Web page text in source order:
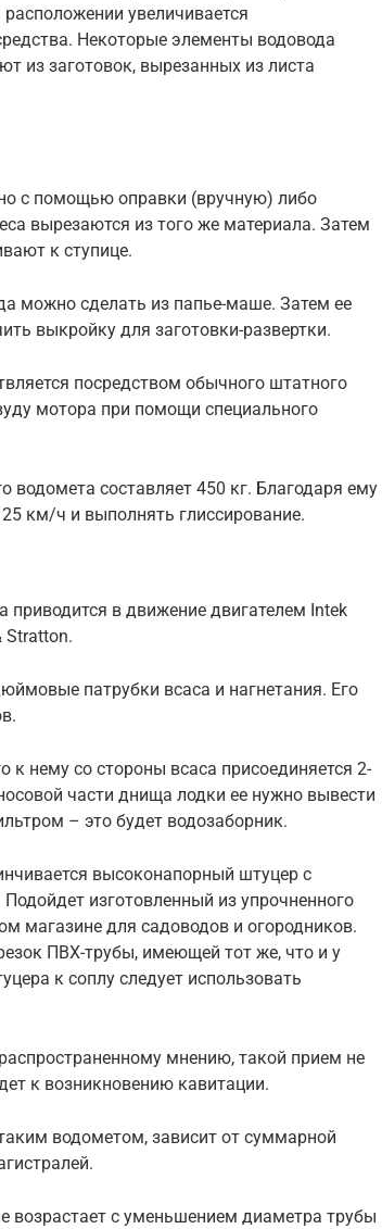
увеличивается
Некоторые элементы водовода
из заготовок, вырезанных из листа
с помощью оправки (вручную) либо
вырезаются из того же материала. Затем
к ступице.
можно сделать из папье-маше. Затем ее
выкройку для заготовки-развертки.
посредством обычного штатного
мотора при помощи специального
водомета составляет 450 кг. Благодаря ему
км/ч и выполнять глиссирование.
приводится в движение двигателем Intek
Stratton.
патрубки всаса и нагнетания. Его
к нему со стороны всаса присоединяется 2-
части днища лодки ее нужно вывести
– это будет водозаборник.
высоконапорный штуцер с
изготовленный из упрочненного
магазине для садоводов и огородников.
ПВХ-трубы, имеющей тот же, что и у
к соплу следует использовать
мнению, такой прием не
к возникновению кавитации.
водометом, зависит от суммарной
возрастает с уменьшением диаметра трубы